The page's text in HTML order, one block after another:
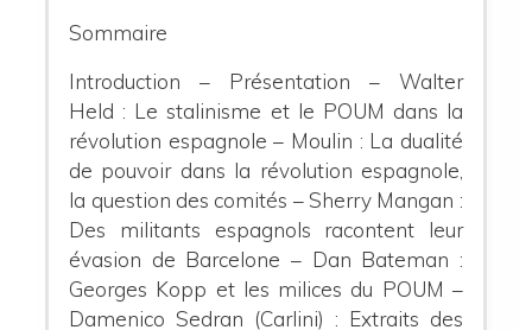
Sommaire
Introduction – Présentation – Walter
Held : Le stalinisme et le POUM dans la
révolution espagnole – Moulin : La dualité
de pouvoir dans la révolution espagnole,
la question des comités – Sherry Mangan :
Des militants espagnols racontent leur
évasion de Barcelone – Dan Bateman :
Georges Kopp et les milices du POUM –
Damenico Sedran (Carlini) : Extraits des